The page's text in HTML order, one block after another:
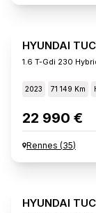
HYUNDAI
1.6 T-Gdi 230
2023 71 149 Km
22 990 €
Rennes (35)
HYUNDAI